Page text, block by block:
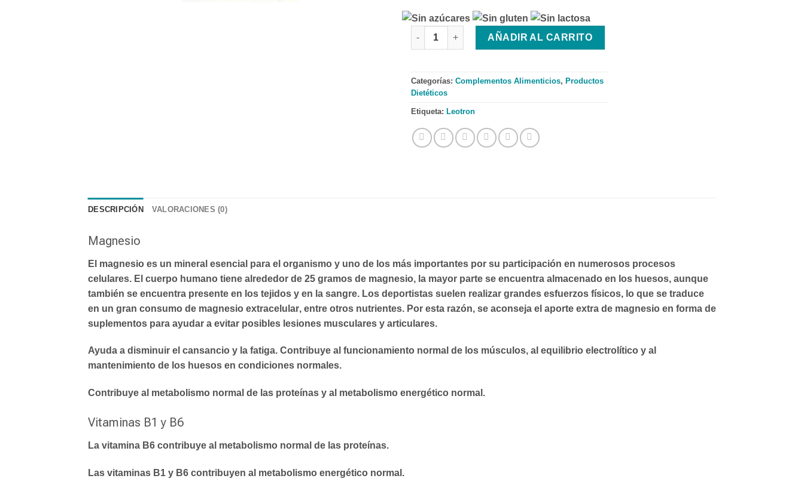
LEOTRON MAGNESIO 30 Comprimidos Efervescentes cantidad
AÑADIR AL CARRITO
Categorías: Complementos Alimenticios, Productos
Dietéticos
Etiqueta: Leotron
DESCRIPCIÓN VALORACIONES (0)
Magnesio
El magnesio es un mineral esencial para el organismo y uno de los más importantes por su participación en numerosos procesos
celulares. El cuerpo humano tiene alrededor de 25 gramos de magnesio, la mayor parte se encuentra almacenado en los huesos, aunque
también se encuentra presente en los tejidos y en la sangre. Los deportistas suelen realizar grandes esfuerzos físicos, lo que se traduce
en un gran consumo de magnesio extracelular, entre otros nutrientes. Por esta razón, se aconseja el aporte extra de magnesio en forma de
suplementos para ayudar a evitar posibles lesiones musculares y articulares.
Ayuda a disminuir el cansancio y la fatiga. Contribuye al funcionamiento normal de los músculos, al equilibrio electrolítico y al
mantenimiento de los huesos en condiciones normales.
Contribuye al metabolismo normal de las proteínas y al metabolismo energético normal.
Vitaminas B1 y B6
La vitamina B6 contribuye al metabolismo normal de las proteínas.
Las vitaminas B1 y B6 contribuyen al metabolismo energético normal.